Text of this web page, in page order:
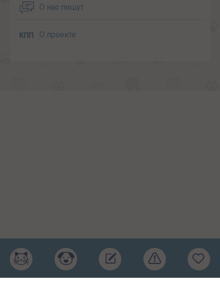
О нас пишут
О проекте